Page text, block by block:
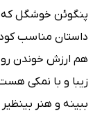
پنگوئن خوشگل که
داستان مناسب
هم ارزش خوندن رو
زیبا و با نمکی
ببینه و هنر